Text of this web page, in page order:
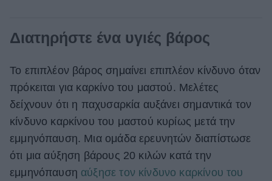
Διατηρήστε ένα υγιές βάρος
Το επιπλέον βάρος σημαίνει επιπλέον κίνδυνο όταν
πρόκειται για καρκίνο του μαστού. Μελέτες
δείχνουν ότι η παχυσαρκία αυξάνει σημαντικά τον
κίνδυνο καρκίνου του μαστού κυρίως μετά την
εμμηνόπαυση. Μια ομάδα ερευνητών διαπίστωσε
ότι μια αύξηση βάρους 20 κιλών κατά την
εμμηνόπαυση αύξησε τον κίνδυνο καρκίνου του